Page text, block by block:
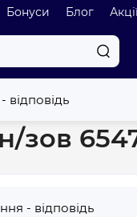
Бонуси Блог
відповідь
вн/зов 6547158
зов
- відповідь